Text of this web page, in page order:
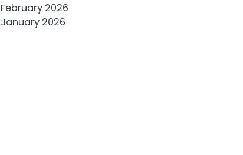
February 2026
January 2026